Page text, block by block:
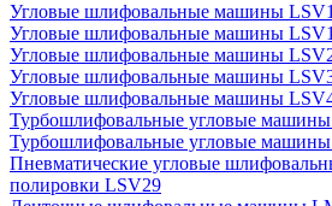
Угловые шлифовальные машины
Угловые шлифовальные машины
Угловые шлифовальные машины
Угловые шлифовальные машины
Угловые шлифовальные машины
Турбошлифовальные угловые
Турбошлифовальные угловые
Пневматические угловые
полировки LSV29